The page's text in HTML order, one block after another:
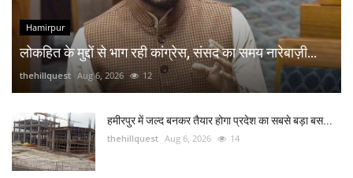
Hamirpur
लोकहित के मुद्दों से भाग रही कांग्रेस, संसद का समय नारेबाज़ी...
thehillquest Aug 6, 2026 12
हमीरपुर में जल्द बनकर तैयार होगा प्रदेश का सबसे बड़ा बस...
thehillquest Aug 6, 2026 14